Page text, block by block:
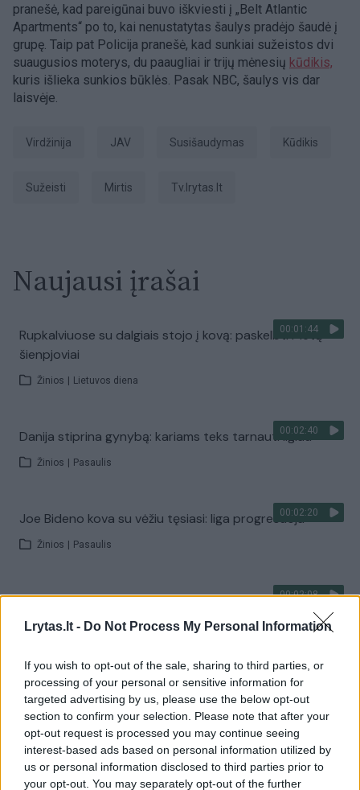
Lrytas.lt - Do Not Process My Personal Information
If you wish to opt-out of the sale, sharing to third parties, or
processing of your personal or sensitive information for
targeted advertising by us, please use the below opt-out
section to confirm your selection. Please note that after your
opt-out request is processed you may continue seeing
interest-based ads based on personal information utilized by
us or personal information disclosed to third parties prior to
your opt-out. You may separately opt-out of the further
pranešė, kad pareigūnai buvo iškviesti į „Belt Atlantic
Apartments“ po to, kai nenustatytas šaulys pradėjo šaudė į
grupę. Taip pat Policija pranešė, kad sunkiai sužeistos dvi
suaugusios moterys, du paaugliai ir trijų mėnesių kūdikis,
kuris išlieka sunkios būklės. Pasak NBC, šaulys vis dar
laisvėje.
Virdžinija JAV susišaudymas Kūdikis
sužeisti Mirtis tv.lrytas.lt
Naujausi įrašai
00:01:44
Rupkalviuose su dalgiais stojo į kovą: paskelbti Metų
šienpjoviai
Žinios Lietuvos diena
00:02:40
Danija stiprina gynybą: kariams teks tarnauti ilgiau
Žinios Pasaulis
00:02:20
Joe Bideno kova su vėžiu tęsiasi: liga progresuoja
Žinios Pasaulis
00:02:08
A. Tapinas žmoną pakvietė į sceną: pora leidosi į
romantišką šokį
Visi įrašai
Žiūrimiausi įrašai